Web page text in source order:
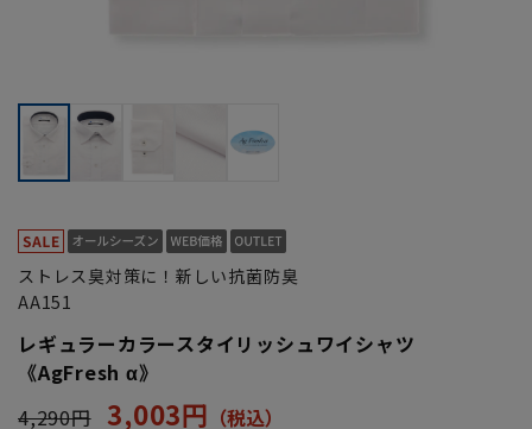
ストレス臭対策に！新しい抗菌防臭
AA151
レギュラーカラースタイリッシュワイシャツ
《AgFresh α》
4,290円 3,003円